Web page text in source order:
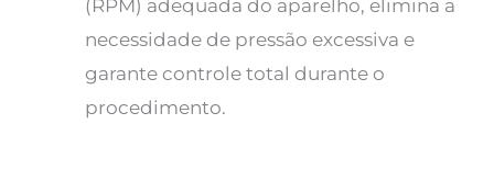
(RPM) adequada do aparelho, elimina a
necessidade de pressão excessiva e
garante controle total durante o
procedimento.